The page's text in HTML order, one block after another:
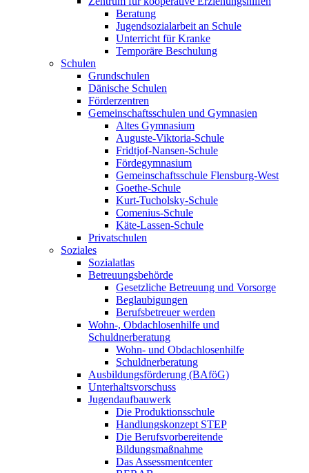
Beratung
Jugendsozialarbeit an Schule
Unterricht für Kranke
Temporäre Beschulung
Schulen
Grundschulen
Dänische Schulen
Förderzentren
Gemeinschaftsschulen und Gymnasien
Altes Gymnasium
Auguste-Viktoria-Schule
Fridtjof-Nansen-Schule
Fördegymnasium
Gemeinschaftsschule Flensburg-West
Goethe-Schule
Kurt-Tucholsky-Schule
Comenius-Schule
Käte-Lassen-Schule
Privatschulen
Soziales
Sozialatlas
Betreuungsbehörde
Gesetzliche Betreuung und Vorsorge
Beglaubigungen
Berufsbetreuer werden
Wohn-, Obdachlosenhilfe und
Schuldnerberatung
Wohn- und Obdachlosenhilfe
Schuldnerberatung
Ausbildungsförderung (BAföG)
Unterhaltsvorschuss
Jugendaufbauwerk
Die Produktionsschule
Handlungskonzept STEP
Die Berufsvorbereitende
Bildungsmaßnahme
Das Assessmentcenter